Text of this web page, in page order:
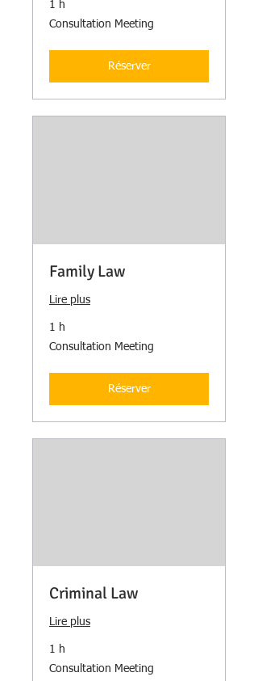
1 h
Consultation
Meeting
Consultation Meeting
Réserver
Family Law
Lire plus
1 h
Consultation
Meeting
Consultation Meeting
Réserver
Criminal Law
Lire plus
1 h
Consultation
Meeting
Consultation Meeting